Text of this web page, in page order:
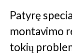
Patyrę
montavimo
tokių